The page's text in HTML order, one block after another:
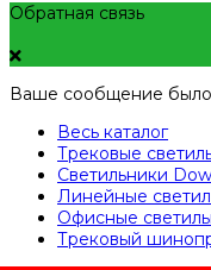
Обратная связь
Ваше сообщение
Весь каталог
Трековые
Светильники
Линейные
Офисные
Трековый